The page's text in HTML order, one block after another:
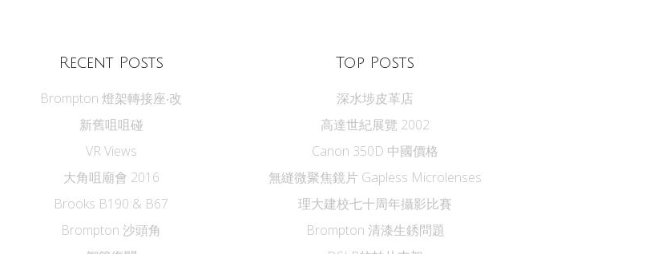
Recent Posts
Brompton 燈架轉接座‧改
新舊咀咀碰
VR Views
大角咀廟會 2016
Brooks B190 & B67
Brompton 沙頭角
Top Posts
深水埗皮革店
高達世紀展覽 2002
Canon 350D 中國價格
無縫微聚焦鏡片 Gapless Microlenses
理大建校七十周年攝影比賽
Brompton 清漆生銹問題